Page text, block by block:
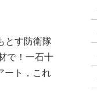
とす防衛隊
で！一石十
ート，これ